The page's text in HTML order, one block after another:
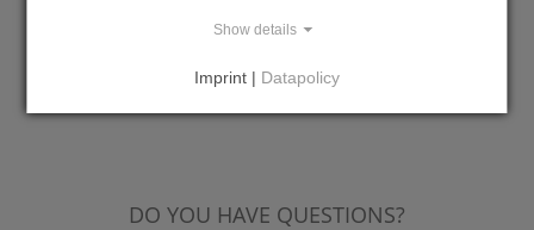
DO YOU HAVE QUESTIONS?
Show details
Imprint | Datapolicy